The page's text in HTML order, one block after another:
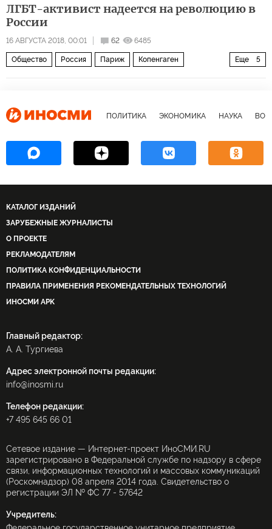
ЛГБТ-активист надеется на революцию в
России
16 АВГУСТА 2018, 00:01 62 6485
Еще 5
Общество Россия Париж Копенгаген
ПОЛИТИКА
ЭКОНОМИКА НАУКА
КАТАЛОГ ИЗДАНИЙ
ЗАРУБЕЖНЫЕ ЖУРНАЛИСТЫ
О ПРОЕКТЕ
РЕКЛАМОДАТЕЛЯМ
ПОЛИТИКА КОНФИДЕНЦИАЛЬНОСТИ
ПРАВИЛА ПРИМЕНЕНИЯ РЕКОМЕНДАТЕЛЬНЫХ ТЕХНОЛОГИЙ
ИНОСМИ APK
Главный редактор:
А. А. Тургиева
Адрес электронной почты редакции:
info@inosmi.ru
Телефон редакции:
+7 495 645 66 01
Сетевое издание — Интернет-проект ИноСМИ.RU
зарегистрировано в Федеральной службе по надзору в сфере
связи, информационных технологий и массовых коммуникаций
(Роскомнадзор) 08 апреля 2014 года. Свидетельство о
регистрации ЭЛ № ФС 77 - 57642
Учредитель: